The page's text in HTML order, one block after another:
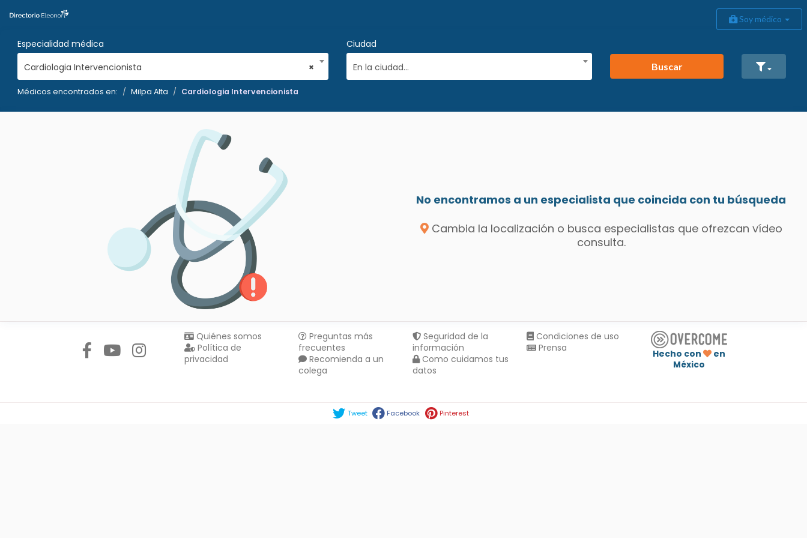
Soy médico
Especialidad médica
×
Cardiologia Intervencionista
Ciudad
En la ciudad...
Buscar
Médicos encontrados en: Milpa Alta Cardiologia Intervencionista
No encontramos a un especialista que coincida con tu búsqueda
Cambia la localización o busca especialistas que ofrezcan vídeo
consulta.
Quiénes somos
Política de
privacidad
Preguntas más
frecuentes
Recomienda a un
colega
Seguridad de la
información
Como cuidamos tus
datos
Condiciones de uso
Prensa
Hecho con
en
México
Tweet Facebook Pinterest